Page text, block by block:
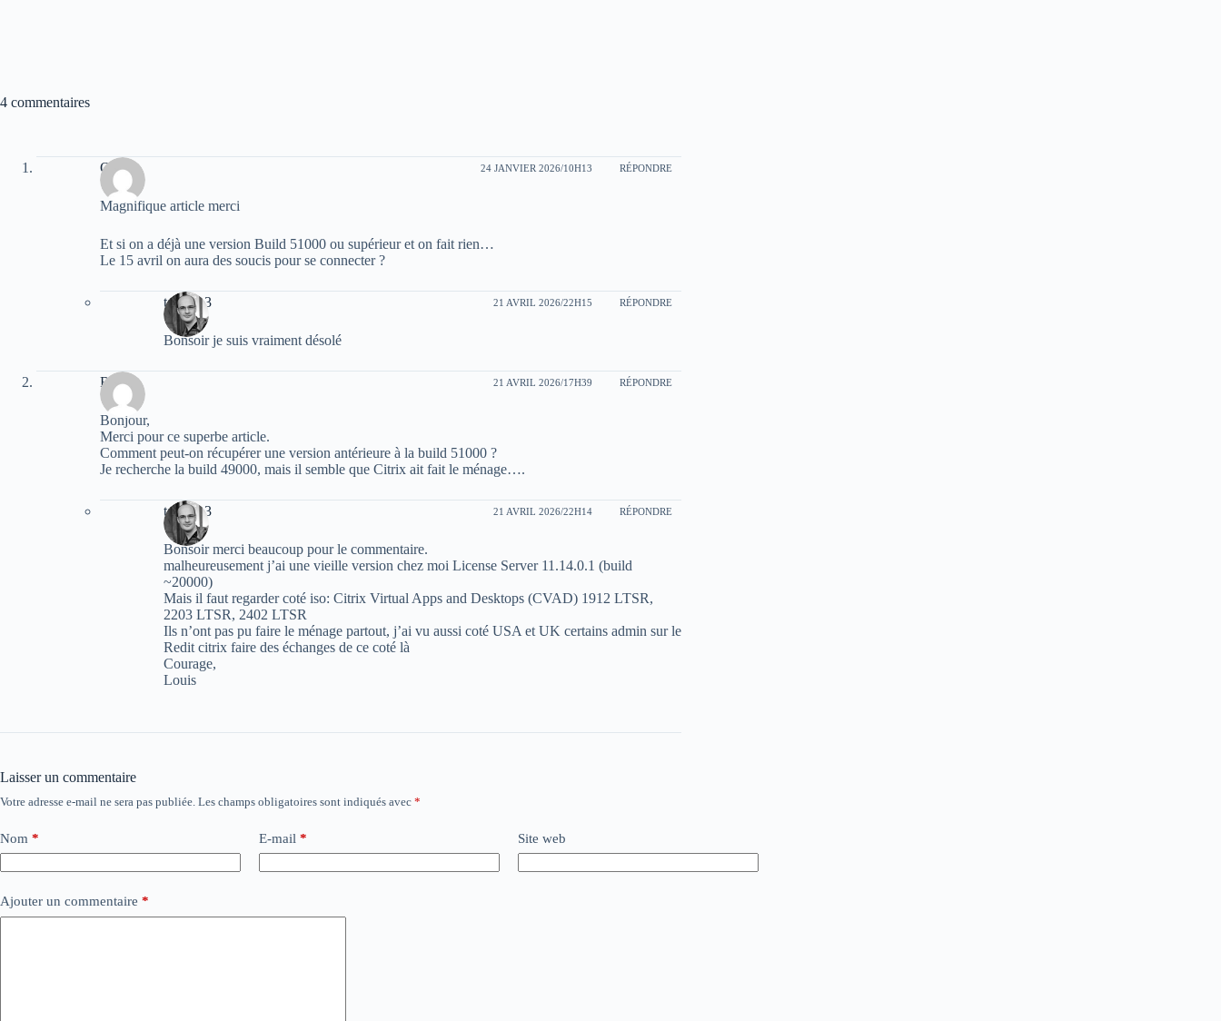
4 commentaires
Oscar 24 JANVIER 2026/10H13 RÉPONDRE
Magnifique article merci
Et si on a déjà une version Build 51000 ou supérieur et on fait rien…
Le 15 avril on aura des soucis pour se connecter ?
tazmen3 21 AVRIL 2026/22H15 RÉPONDRE
Bonsoir je suis vraiment désolé
RV 21 AVRIL 2026/17H39 RÉPONDRE
Bonjour,
Merci pour ce superbe article.
Comment peut-on récupérer une version antérieure à la build 51000 ?
Je recherche la build 49000, mais il semble que Citrix ait fait le ménage….
tazmen3 21 AVRIL 2026/22H14 RÉPONDRE
Bonsoir merci beaucoup pour le commentaire.
malheureusement j’ai une vieille version chez moi License Server 11.14.0.1 (build
~20000)
Mais il faut regarder coté iso: Citrix Virtual Apps and Desktops (CVAD) 1912 LTSR,
2203 LTSR, 2402 LTSR
Ils n’ont pas pu faire le ménage partout, j’ai vu aussi coté USA et UK certains admin sur le
Redit citrix faire des échanges de ce coté là
Courage,
Louis
Laisser un commentaire
Votre adresse e-mail ne sera pas publiée. Les champs obligatoires sont indiqués avec *
Nom * E-mail * Site web
Ajouter un commentaire *